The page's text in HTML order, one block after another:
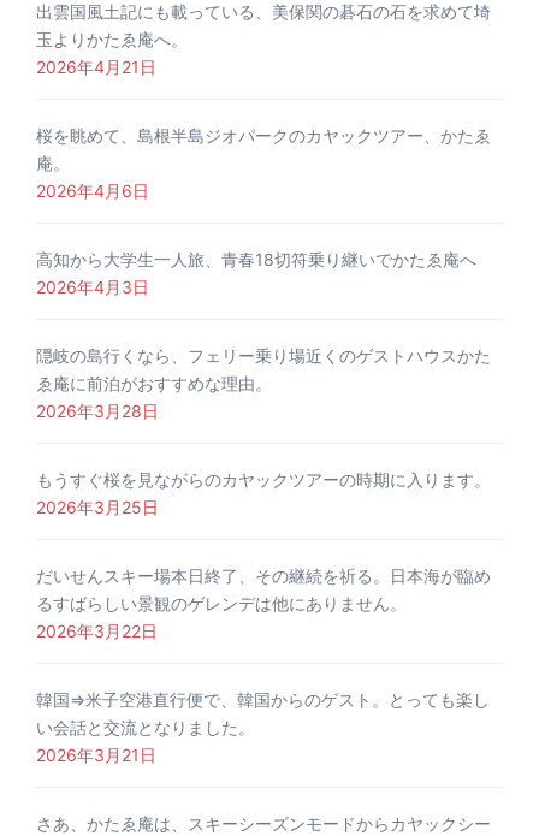
出雲国風土記にも載っている、美保関の碁石の石を求めて埼
玉よりかたゑ庵へ。
2026年4月21日
桜を眺めて、島根半島ジオパークのカヤックツアー、かたゑ
庵。
2026年4月6日
高知から大学生一人旅、青春18切符乗り継いでかたゑ庵へ
2026年4月3日
隠岐の島行くなら、フェリー乗り場近くのゲストハウスかた
ゑ庵に前泊がおすすめな理由。
2026年3月28日
もうすぐ桜を見ながらのカヤックツアーの時期に入ります。
2026年3月25日
だいせんスキー場本日終了、その継続を祈る。日本海が臨め
るすばらしい景観のゲレンデは他にありません。
2026年3月22日
韓国⇒米子空港直行便で、韓国からのゲスト。とっても楽し
い会話と交流となりました。
2026年3月21日
さあ、かたゑ庵は、スキーシーズンモードからカヤックシー